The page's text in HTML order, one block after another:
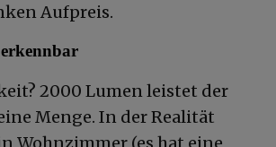
Aufpreis.
2000 Lumen leistet der
Menge. In der Realität